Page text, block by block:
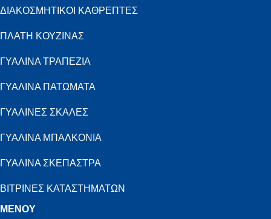
ΔΙΑΚΟΣΜΗΤΙΚΟΙ ΚΑΘΡΕΠΤΕΣ
ΠΛΑΤΗ ΚΟΥΖΙΝΑΣ
ΓΥΑΛΙΝΑ ΤΡΑΠΕΖΙΑ
ΓΥΑΛΙΝΑ ΠΑΤΩΜΑΤΑ
ΓΥΑΛΙΝΕΣ ΣΚΑΛΕΣ
ΓΥΑΛΙΝΑ ΜΠΑΛΚΟΝΙΑ
ΓΥΑΛΙΝΑ ΣΚΕΠΑΣΤΡΑ
ΒΙΤΡΙΝΕΣ ΚΑΤΑΣΤΗΜΑΤΩΝ
MENOY